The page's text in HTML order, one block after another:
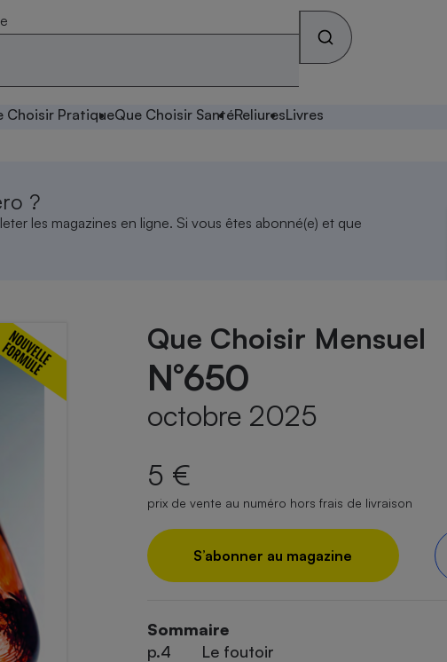
Choisir PratiqueQue Choisir SantéReliuresLivres
?
les magazines en ligne. Si vous êtes abonné(e) et que
Que Choisir Mensuel
N°650
octobre 2025
5 €
prix de vente au numéro hors frais de livraison
S’abonner au magazine
Sommaire
p.4
Le foutoir